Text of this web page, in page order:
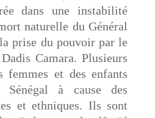
dans une instabilité
naturelle du Général
prise du pouvoir par le
Camara. Plusieurs
femmes et des enfants
à cause des
et ethniques. Ils sont